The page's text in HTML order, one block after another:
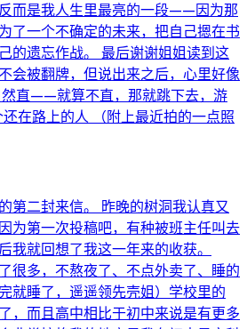
而是我人生里最亮的一段——因为那
了一个不确定的未来，把自己摁在书
的遗忘作战。 最后谢谢姐姐读到这
会被翻牌，但说出来之后，心里好像
直——就算不直，那就跳下去，游
在路上的人 （附上最近拍的一点照
第二封来信。 昨晚的树洞我认真又
为第一次投稿吧，有种被班主任叫去
我就回想了我这一年来的收获。
很多，不熬夜了、不点外卖了、睡的
就睡了，遥遥领先壳姐）学校里的
，而且高中相比于初中来说是有更多